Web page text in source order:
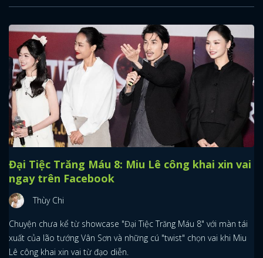
Đại Tiệc Trăng Máu 8: Miu Lê công khai xin vai
ngay trên Facebook
Thùy Chi
Chuyện chưa kể từ showcase "Đại Tiệc Trăng Máu 8" với màn tái
xuất của lão tướng Vân Sơn và những cú "twist" chọn vai khi Miu
Lê công khai xin vai từ đạo diễn.